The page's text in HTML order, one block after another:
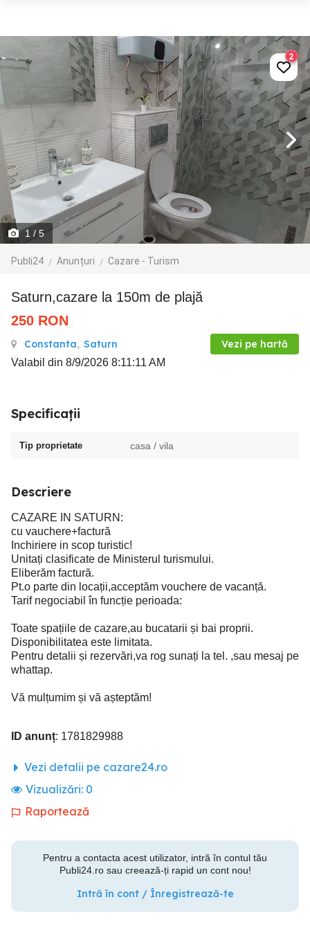
1 / 5
Publi24 Anunțuri Cazare - Turism
2
Saturn,cazare la 150m de plajă
250 RON
Constanta, Saturn Vezi pe hartă
Valabil din 8/9/2026 8:11:11 AM
Specificații
Tip proprietate casa / vila
Descriere
CAZARE IN SATURN:
cu vauchere+factură
Inchiriere in scop turistic!
Unitați clasificate de Ministerul turismului.
Eliberăm factură.
Pt.o parte din locații,acceptăm vouchere de vacanță.
Tarif negociabil în funcție perioada:
Toate spațiile de cazare,au bucatarii și bai proprii.
Disponibilitatea este limitata.
Pentru detalii și rezervări,va rog sunați la tel. ,sau mesaj pe
whattap.
Vă mulțumim și vă așteptăm!
ID anunț: 1781829988
Vezi detalii pe cazare24.ro
Vizualizări: 0
Raportează
Pentru a contacta acest utilizator, intră în contul tău
Publi24.ro sau creează-ți rapid un cont nou!
Intră în cont / Înregistrează-te